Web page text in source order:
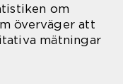
om
överväger att
mätningar